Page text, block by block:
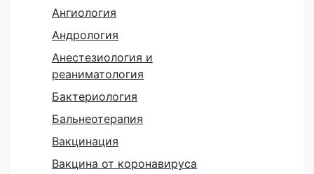
Ангиология
Андрология
Анестезиология и
реаниматология
Бактериология
Бальнеотерапия
Вакцинация
Вакцина от коронавируса